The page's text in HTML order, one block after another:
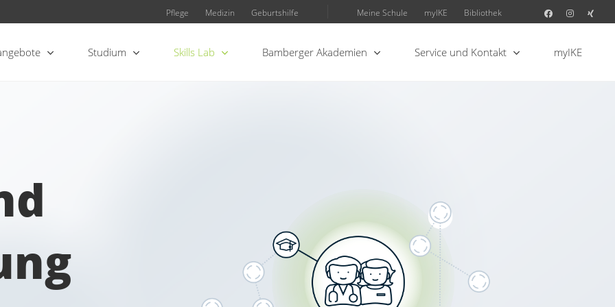
Pflege Medizin Geburtshilfe Meine Schule myIKE Bibliothek
Studium Skills Lab Bamberger Akademien Service und Kontakt myIKE